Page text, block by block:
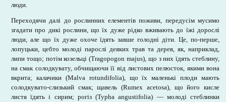
люди.
Переходячи далі до рослинних елементів поживи, передусім мусимо
згадати про дикі рослини, що їх дуже рідко вживають до їжі дорослі
люди, але що їх дуже охоче їдять завше голодні діти. Це, по-перше,
лопуцьки, цебто молоді парослі деяких трав та дерев, як, наприклад,
липи тощо; потім козельці (Tragopogon majus), що з них їдять стеблину,
на смак солодкувату, обчищаючи її від листових пелюсток, якими вона
вкрита; калачики (Malva rotundifolia), що їх маленькі плоди мають
солодкувато-слизький смак; щавель (Rumex acetosa), що його кисле
листя їдять і сирим; рогіз (Typha angustifolia) — молоді стеблинки